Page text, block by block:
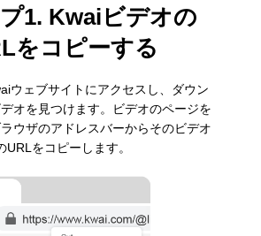
1. Kwaiビデオの
をコピーする
ウェブサイトにアクセスし、ダウン
オを見つけます。ビデオのページを
ウザのアドレスバーからそのビデオ
URLをコピーします。